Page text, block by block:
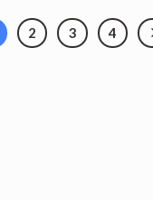
2 3 4